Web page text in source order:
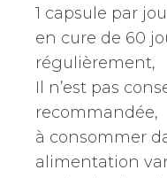
1 capsule par
en cure de 60
régulièrement,
Il n’est pas
recommandée,
à consommer
alimentation